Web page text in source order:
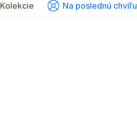
Kolekcie Na poslednú chvíľu